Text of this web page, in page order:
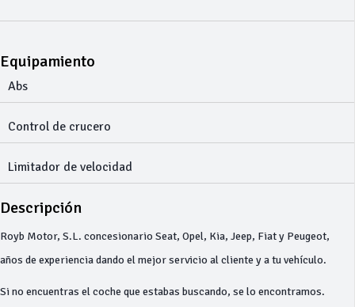
Equipamiento
Abs
Control de crucero
Limitador de velocidad
Descripción
Royb Motor, S.L. concesionario Seat, Opel, Kia, Jeep, Fiat y Peugeot,
años de experiencia dando el mejor servicio al cliente y a tu vehículo.
Si no encuentras el coche que estabas buscando, se lo encontramos.